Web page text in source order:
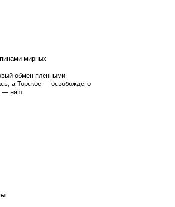
мирных
обмен пленными
а Торское — освобождено
— наш